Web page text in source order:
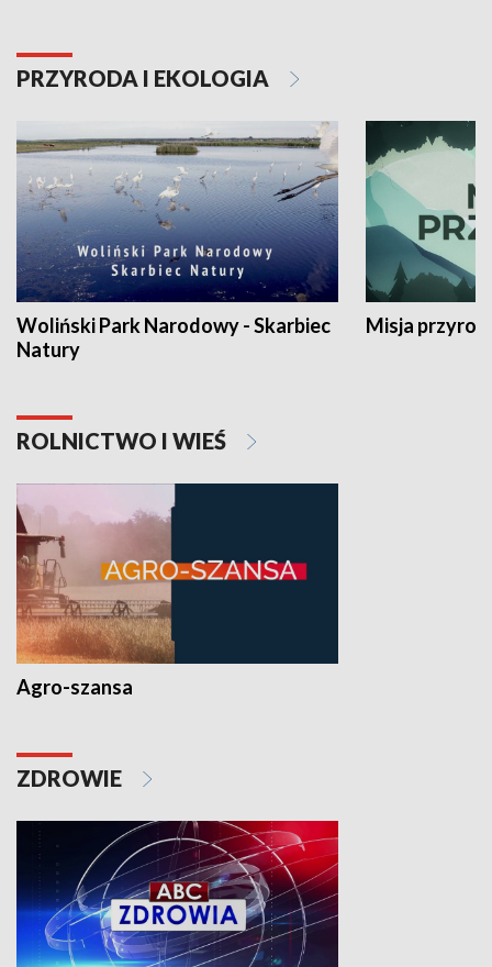
PRZYRODA I EKOLOGIA
Woliński Park Narodowy - Skarbiec
Natury
Misja
ROLNICTWO I WIEŚ
Agro-szansa
ZDROWIE